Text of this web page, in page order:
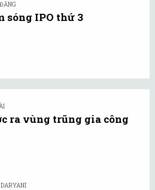
sóng IPO thứ 3
ra vùng trũng gia công